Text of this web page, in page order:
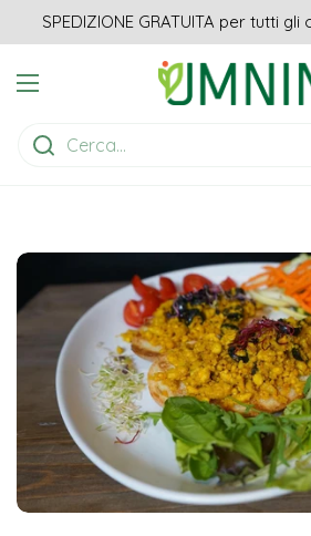
Passa ai contenuti
SPEDIZIONE GRATUITA per tutti
Apri menu